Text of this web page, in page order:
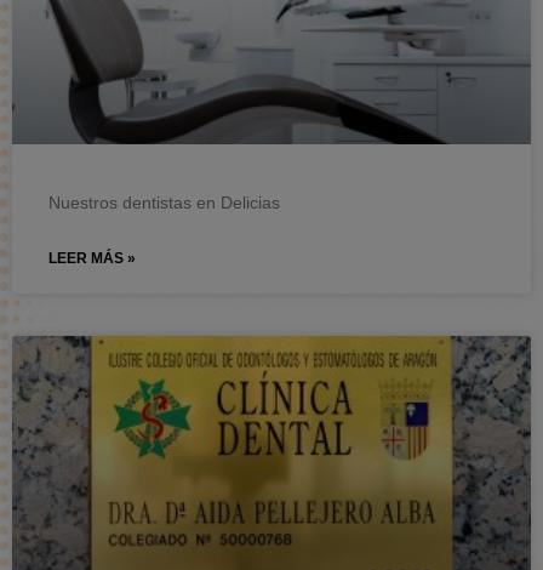
Nuestros dentistas en Delicias
LEER MÁS »